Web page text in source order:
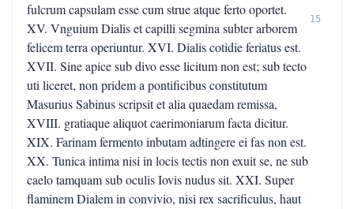
fulcrum capsulam esse cum strue atque ferto oportet.
XV. Vnguium Dialis et capilli segmina subter arborem
felicem terra operiuntur. XVI. Dialis cotidie feriatus est.
XVII. Sine apice sub divo esse licitum non est; sub tecto
uti liceret, non pridem a pontificibus constitutum
Masurius Sabinus scripsit et alia quaedam remissa,
XVIII. gratiaque aliquot caerimoniarum facta dicitur.
XIX. Farinam fermento inbutam adtingere ei fas non est.
XX. Tunica intima nisi in locis tectis non exuit se, ne sub
caelo tamquam sub oculis Iovis nudus sit. XXI. Super
flaminem Dialem in convivio, nisi rex sacrificulus, haut
15